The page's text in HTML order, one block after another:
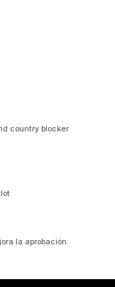
country blocker
la aprobación.